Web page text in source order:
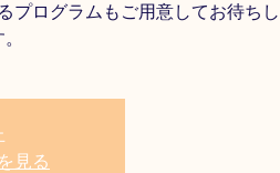
プログラムもご用意してお待ちし
見る